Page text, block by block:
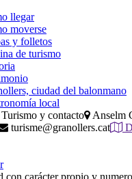
llegar
moverse
y folletos
de turismo
ciudad del balonmano
local
y contacto
Anselm
turisme@granollers.cat